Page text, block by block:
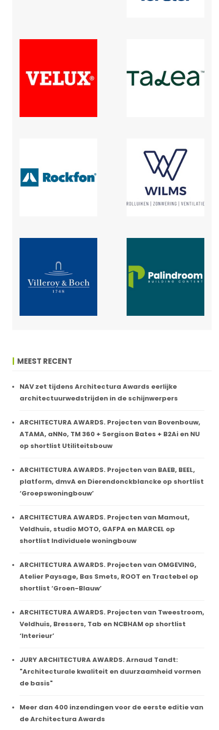
MEEST RECENT
NAV zet tijdens Architectura Awards eerlijke
architectuurwedstrijden in de schijnwerpers
ARCHITECTURA AWARDS. Projecten van Bovenbouw,
ATAMA, aNNo, TM 360 + Sergison Bates + B2Ai en NU
op shortlist Utiliteitsbouw
ARCHITECTURA AWARDS. Projecten van BAEB, BEEL,
platform, dmvA en Dierendonckblancke op shortlist
‘Groepswoningbouw’
ARCHITECTURA AWARDS. Projecten van Mamout,
Veldhuis, studio MOTO, GAFPA en MARCEL op
shortlist Individuele woningbouw
ARCHITECTURA AWARDS. Projecten van OMGEVING,
Atelier Paysage, Bas Smets, ROOT en Tractebel op
shortlist ‘Groen-Blauw’
ARCHITECTURA AWARDS. Projecten van Tweestroom,
Veldhuis, Bressers, Tab en NCBHAM op shortlist
‘Interieur’
JURY ARCHITECTURA AWARDS. Arnaud Tandt:
"Architecturale kwaliteit en duurzaamheid vormen
de basis"
Meer dan 400 inzendingen voor de eerste editie van
de Architectura Awards